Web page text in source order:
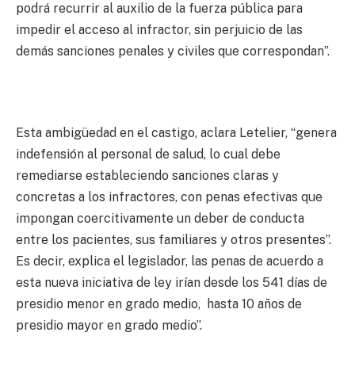
podrá recurrir al auxilio de la fuerza pública para
impedir el acceso al infractor, sin perjuicio de las
demás sanciones penales y civiles que correspondan”.
Esta ambigüedad en el castigo, aclara Letelier, “genera
indefensión al personal de salud, lo cual debe
remediarse estableciendo sanciones claras y
concretas a los infractores, con penas efectivas que
impongan coercitivamente un deber de conducta
entre los pacientes, sus familiares y otros presentes”.
Es decir, explica el legislador, las penas de acuerdo a
esta nueva iniciativa de ley irían desde los 541 días de
presidio menor en grado medio, hasta 10 años de
presidio mayor en grado medio”.